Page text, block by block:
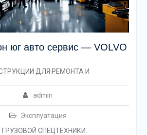
юг авто сервис — VOLVO
admin
Эксплуатация
ДЛЯ РЕМОНТА И
СПЕЦТЕХНИКИ.